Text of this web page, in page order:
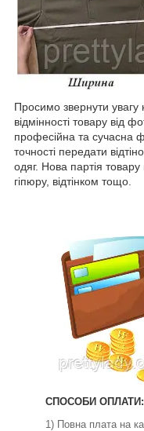
Просимо звернути
відмінності товару від
професійна та сучасна
точності передати
одяг. Нова партія
гіпюру, відтінком тощо.
СПОСОБИ ОПЛАТИ:
1) Повна плата на